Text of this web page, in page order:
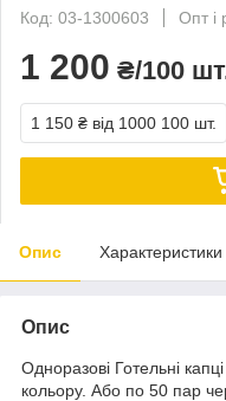
Код: 03-1300603
Опт і
1 200 ₴/100
1 150 ₴ від 1000 100 шт.
Опис Характеристики
Опис
Одноразові Готельні
кольору. Або по 50 пар